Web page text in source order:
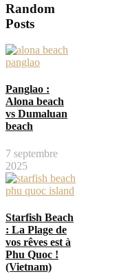
Random
Posts
Panglao :
Alona beach
vs Dumaluan
beach
7 septembre
2025
Starfish Beach
: La Plage de
vos rêves est à
Phu Quoc !
(Vietnam)